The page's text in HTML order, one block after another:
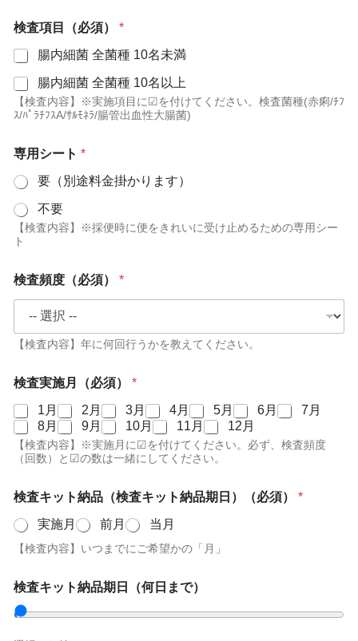
検査項目（必須） *
腸内細菌 全菌種 10名未満
腸内細菌 全菌種 10名以上
【検査内容】※実施項目に☑を付けてください。検査菌種(赤痢/ﾁﾌ
ｽ/ﾊﾟﾗﾁﾌｽA/ｻﾙﾓﾈﾗ/腸管出血性大腸菌)
専用シート *
要（別途料金掛かります）
不要
【検査内容】※採便時に便をきれいに受け止めるための専用シー
ト
検査頻度（必須） *
【検査内容】年に何回行うかを教えてください。
検査実施月（必須） *
1月
2月 3月 4月 5月 6月
7月
8月
9月 10月 11月 12月
【検査内容】※実施月に☑を付けてください。必ず、検査頻度
（回数）と☑の数は一緒にしてください。
検査キット納品（検査キット納品期日）（必須） *
実施月
前月 当月
【検査内容】いつまでにご希望かの「月」
検査キット納品期日（何日まで）